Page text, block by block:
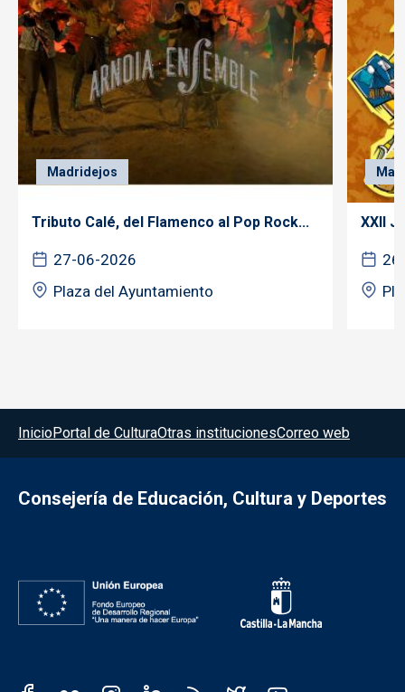
Madridejos
Tributo Calé, del Flamenco al Pop Rock...
27-06-2026
Plaza del Ayuntamiento
XXII
Menú del pie
InicioPortal de CulturaOtras institucionesCorreo web
Consejería de Educación, Cultura y Deportes